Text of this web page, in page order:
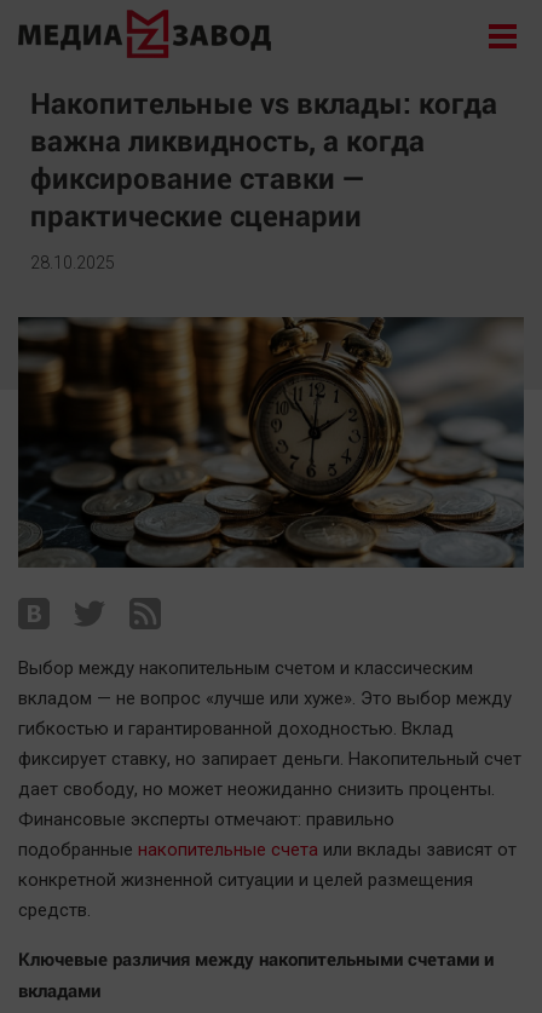
Новости
Экономика
Происшествия
Общество
Политика
Здоровье
Спорт
Поиск
Архив
Наша победа
Общество
Политика
Экономика
Происшествия
Курилка
Мнения
Спорт
Технологии
Отраслевые темы
Накопительные vs вклады: когда
важна ликвидность, а когда
фиксирование ставки —
практические сценарии
28.10.2025
Выбор между накопительным счетом и классическим
вкладом — не вопрос «лучше или хуже». Это выбор между
гибкостью и гарантированной доходностью. Вклад
фиксирует ставку, но запирает деньги. Накопительный счет
дает свободу, но может неожиданно снизить проценты.
Финансовые эксперты отмечают: правильно
подобранные накопительныe счета или вклады зависят от
конкретной жизненной ситуации и целей размещения
средств.
Ключевые различия между накопительными счетами и
вкладами